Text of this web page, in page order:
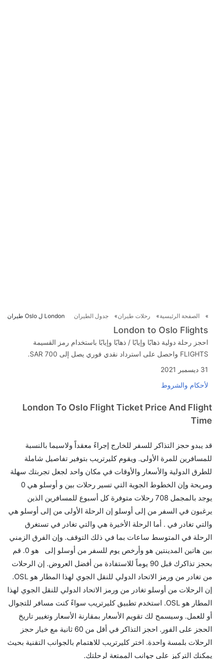
الصفحة الرئيسية رحلات طيران جدول الطيران London ل Oslo طيران
London to Oslo Flights
احجز رحلة دولية ذهابًا وإيابًا / ذهابًا وإيابًا باستخدام رمز القسيمة
FLIGHTS واحصل على استرداد نقدي فوري يصل إلى SAR 700.
31 ديسمبر 2021
لأحكام والشروط
London To Oslo Flight Ticket Price And Flight
Time
قد يبدو حجز التذاكر للسفر للخارج إجراءً معقداً ولاسيما بالنسبة
للمسافرين للمرة الأولى. ويقوم كليرتريب بتوفير تفاصيل شاملة
للطرق الدولية والأسعار والأوقات في مكان واحد لجعل تجربتك سهلة
ومريحة وإن الخطوط الجوية التي تسير رحلات بين و أوسلو هي 0
يوجد بالمجمل 708 رحلات متوفرة كل أسبوع للمسافرين الذين
يرغبون في السفر من إلى أوسلو إن الرحلة الأولى من إلى أوسلو هي
والتي تغادر في . أما الرحلة الأخيرة هي والتي تغادر في تستغرق
الرحلة في المتوسط ساعات بما في ذلك التوقف. وإن الفرق الزمني
بين هاتين المدينتين هو وأرخص يوم للسفر من أوسلو إلى هو 0. قم
بحجز تذاكرك قبل 90 يوماً للاستفادة من أفضل العروض. إن الرحلات
من تغادر من ورمز الاتحاد الدولي للنقل الجوي لهذا المطار هو OSL.
إن الرحلات من أوسلو تغادر من ورمز الاتحاد الدولي للنقل الجوي لهذا
المطار هو OSL. استخدم تطبيق كليرتريب سواءً كنت مسافر للتجوال
أو للعمل. وسيسمح لك تقويم الأسعار بمقارنة الأسعار وتغيير تاريخ
الحجز على الفور. احجز التذاكر في أقل من 60 ثانية مع خيار حجز
الرحلات بلمسة واحدة. اختر كليرتريب للاهتمام بالجوانب التقنية بحيث
يمكنك التركيز على جوانب الممتعة لرحلتك.